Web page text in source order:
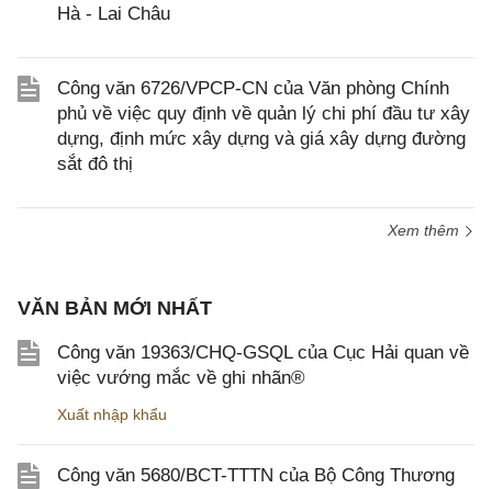
Hà - Lai Châu
Công văn 6726/VPCP-CN của Văn phòng Chính
phủ về việc quy định về quản lý chi phí đầu tư xây
dựng, định mức xây dựng và giá xây dựng đường
sắt đô thị
Xem thêm
VĂN BẢN MỚI NHẤT
Công văn 19363/CHQ-GSQL của Cục Hải quan về
việc vướng mắc về ghi nhãn®
Xuất nhập khẩu
Công văn 5680/BCT-TTTN của Bộ Công Thương